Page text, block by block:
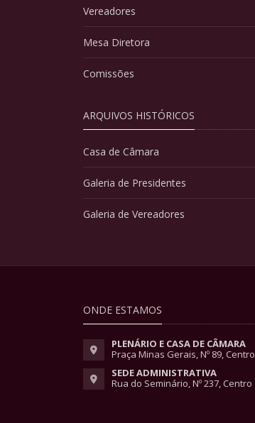
Vereadores
Mesa Diretora
Comissões
ARQUIVOS HISTÓRICOS
Casa de Câmara
Galeria de Presidentes
Galeria de Vereadores
ONDE ESTAMOS
PLENÁRIO E CASA DE CÂMARA
Praça Minas Gerais, Nº 89, Centro
SEDE ADMINISTRATIVA
Rua do Seminário, Nº 237, Centro